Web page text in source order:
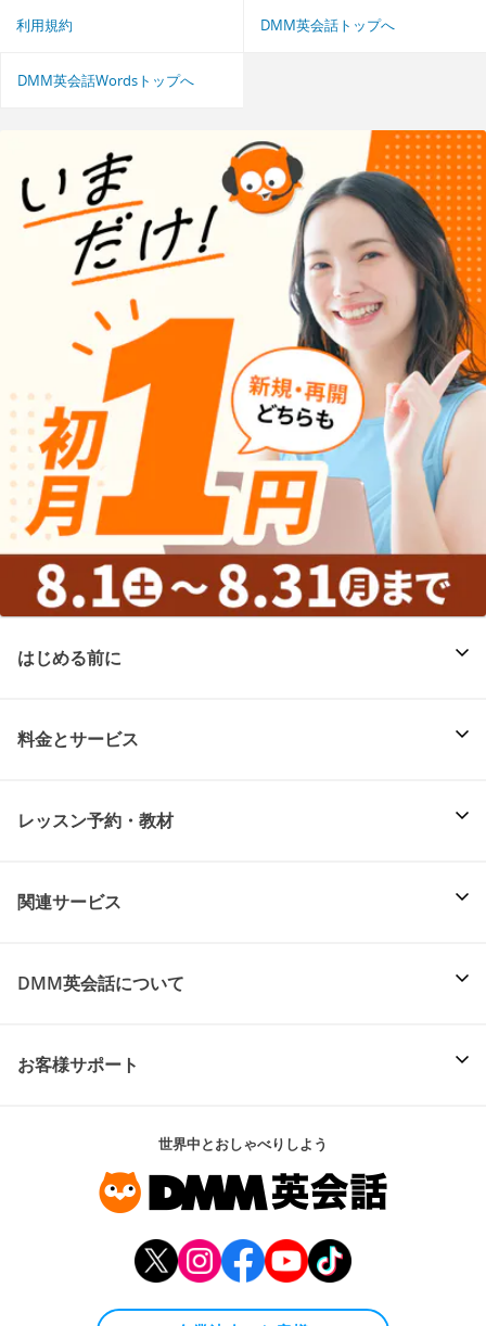
利用規約 DMM英会話トップへ
DMM英会話Wordsトップへ
はじめる前に
料金とサービス
レッスン予約・教材
関連サービス
DMM英会話について
お客様サポート
世界中とおしゃべりしよう